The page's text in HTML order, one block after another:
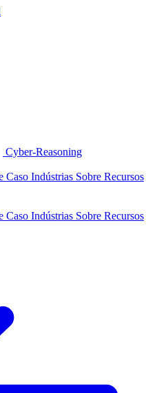
Cyber-Reasoning
Caso Indústrias Sobre Recursos
Caso Indústrias Sobre Recursos